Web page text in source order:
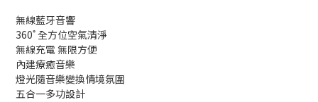
無線藍牙音響
360˚ 全方位空氣清淨
無線充電 無限方便
內建療癒音樂
燈光隨音樂變換情境氛圍
五合一多功設計